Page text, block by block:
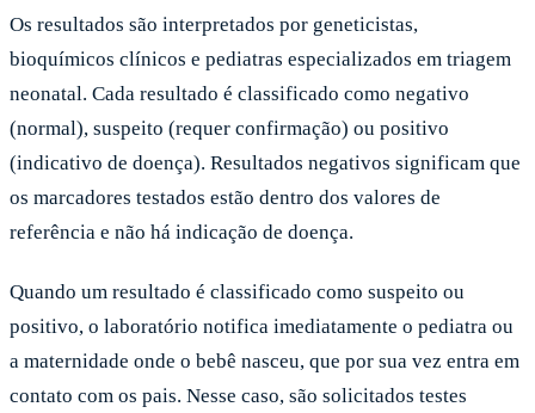
Os resultados são interpretados por geneticistas,
bioquímicos clínicos e pediatras especializados em triagem
neonatal. Cada resultado é classificado como negativo
(normal), suspeito (requer confirmação) ou positivo
(indicativo de doença). Resultados negativos significam que
os marcadores testados estão dentro dos valores de
referência e não há indicação de doença.
Quando um resultado é classificado como suspeito ou
positivo, o laboratório notifica imediatamente o pediatra ou
a maternidade onde o bebê nasceu, que por sua vez entra em
contato com os pais. Nesse caso, são solicitados testes